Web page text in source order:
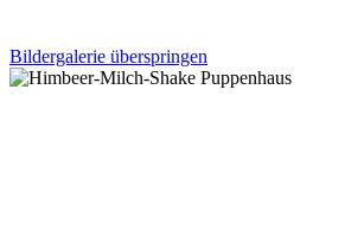
Bildergalerie überspringen